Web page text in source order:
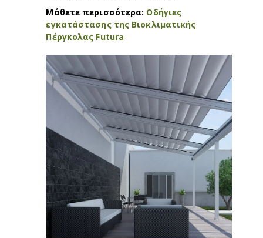
Μάθετε περισσότερα: Οδήγιες
εγκατάστασης της Βιοκλιματικής
Πέργκολας Futura